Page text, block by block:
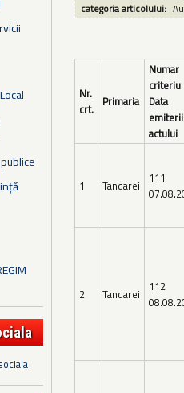
categoria articolului:
Nr.
crt. Primaria
Numar
criteriu
Data
emiterii
actului
1 Tandarei
111
2 Tandarei
112